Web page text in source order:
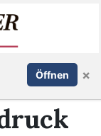
Anmelden
Öffnen ×